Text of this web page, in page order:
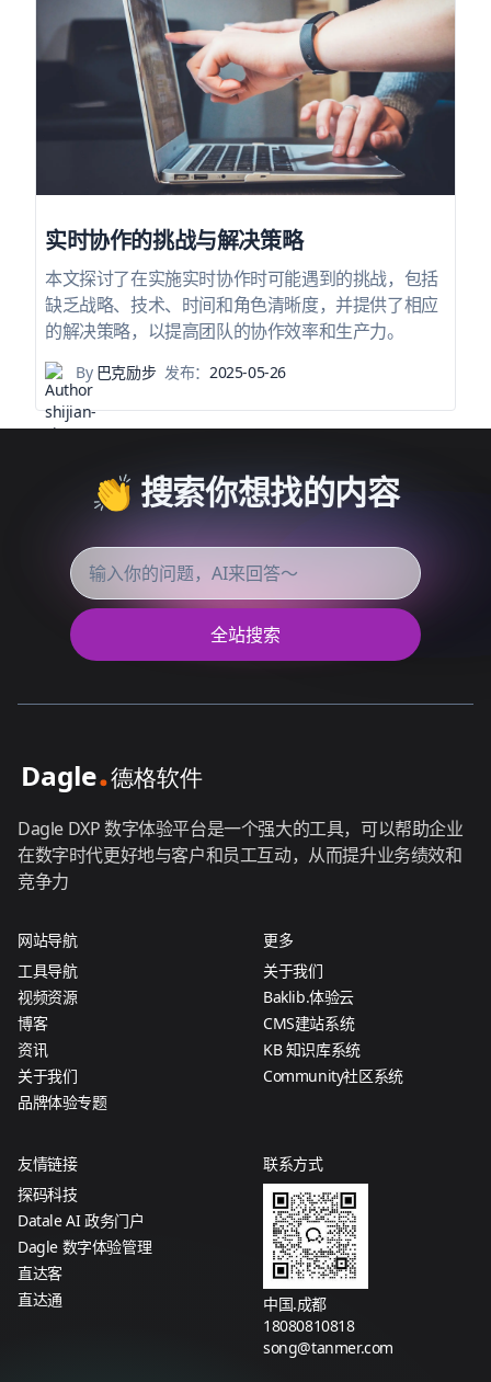
实时协作的挑战与解决策略
本文探讨了在实施实时协作时可能遇到的挑战，包括
缺乏战略、技术、时间和角色清晰度，并提供了相应
的解决策略，以提高团队的协作效率和生产力。
By巴克励步 发布：2025-05-26
👏 搜索你想找的内容
全站搜索
Dagle DXP 数字体验平台是一个强大的工具，可以帮助企业
在数字时代更好地与客户和员工互动，从而提升业务绩效和
竞争力
网站导航
工具导航
视频资源
博客
资讯
关于我们
品牌体验专题
更多
关于我们
Baklib.体验云
CMS建站系统
KB 知识库系统
Community社区系统
友情链接
探码科技
Datale AI 政务门户
Dagle 数字体验管理
直达客
直达通
联系方式
中国.成都
18080810818
song@tanmer.com